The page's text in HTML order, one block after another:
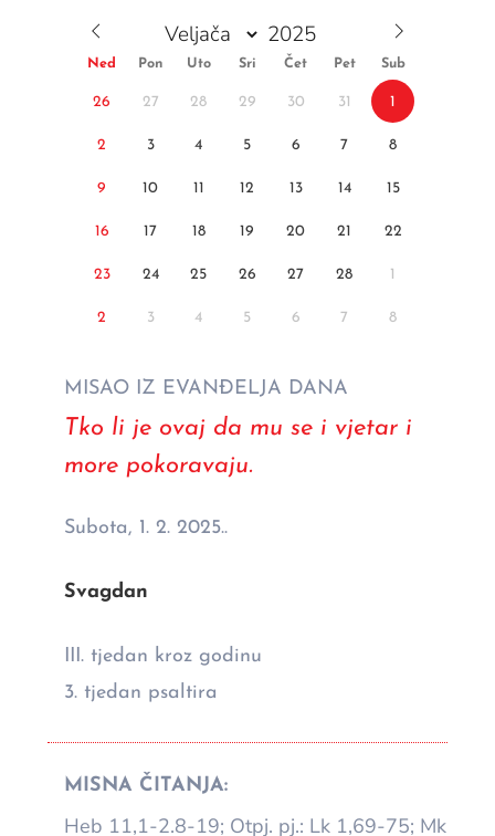
Ned Pon Uto Sri Čet Pet Sub
26 27 28 29 30 31 1
2 3 4 5 6 7 8
9 10 11 12 13 14 15
16 17 18 19 20 21 22
23 24 25 26 27 28 1
2 3 4 5 6 7 8
MISAO IZ EVANĐELJA DANA
Tko li je ovaj da mu se i vjetar i
more pokoravaju.
Subota, 1. 2. 2025..
Svagdan
III. tjedan kroz godinu
3. tjedan psaltira
MISNA ČITANJA:
Heb 11,1-2.8-19; Otpj. pj.: Lk 1,69-75; Mk